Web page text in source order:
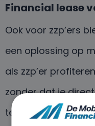
Financial lease
Ook voor zzp’ers
een oplossing op
als zzp’er
zonder dat je
te doen. Bovendien